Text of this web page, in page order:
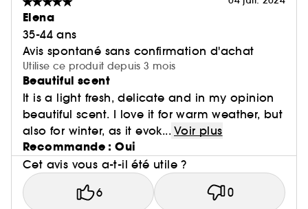
Elena
35-44 ans
Avis spontané sans confirmation d'achat
Utilise ce produit depuis 3 mois
Beautiful scent
It is a light fresh, delicate and in my opinion
beautiful scent. I love it for warm weather, but
also for winter, as it evok... Voir plus
Recommande : Oui
Cet avis vous a-t-il été utile ?
6 0